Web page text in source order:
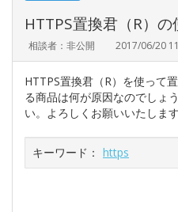
HTTPS置換君（R）
相談者：非公開 2017/06/20
HTTPS置換君（R）を使って
る商品は何が原因なのでしょ
い。よろしくお願いいたします
キーワード： https